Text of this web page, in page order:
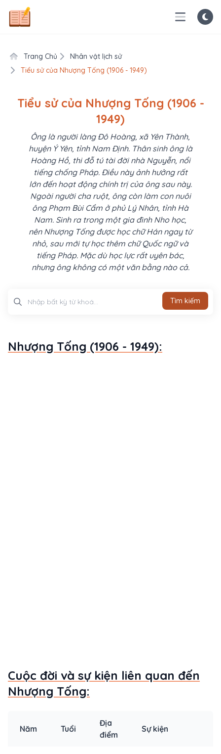
Trang Chủ
Nhân vật lịch sử
Tiểu sử của Nhượng Tống (1906 - 1949)
Tiểu sử của Nhượng Tống (1906 -
1949)
Ông là người làng Đô Hoàng, xã Yên Thành,
huyện Ý Yên, tỉnh Nam Định. Thân sinh ông là
Hoàng Hồ, thi đỗ tú tài đời nhà Nguyễn, nổi
tiếng chống Pháp. Điều này ảnh hưởng rất
lớn đến hoạt động chính trị của ông sau này.
Ngoài người cha ruột, ông còn làm con nuôi
ông Phạm Bùi Cẩm ở phủ Lý Nhân, tỉnh Hà
Nam. Sinh ra trong một gia đình Nho học,
nên Nhượng Tống được học chữ Hán ngay từ
nhỏ, sau mới tự học thêm chữ Quốc ngữ và
tiếng Pháp. Mặc dù học lực rất uyên bác,
nhưng ông không có một văn bằng nào cả.
Tìm kiếm
Nhượng Tống (1906 - 1949):
Cuộc đời và sự kiện liên quan đến
Nhượng Tống:
Năm Tuổi
Địa
điểm
Sự kiện